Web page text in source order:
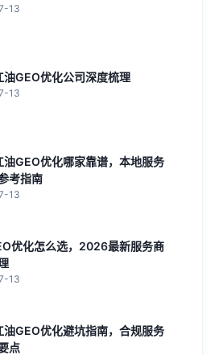
13
GEO优化公司深度梳理
13
GEO优化哪家靠谱，本地服务
考指南
13
优化怎么选，2026最新服务商
13
GEO优化避坑指南，合规服务
点